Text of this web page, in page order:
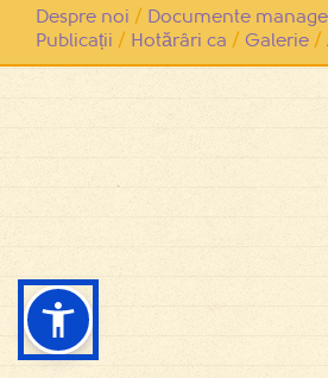
Despre noi / Documente
Publicații / Hotărâri ca / Galerie /